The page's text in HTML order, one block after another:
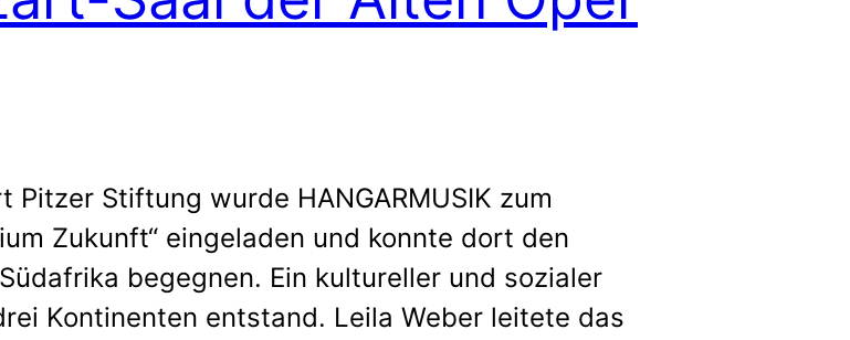
Stiftung wurde HANGARMUSIK zum
Zukunft“ eingeladen und konnte dort den
begegnen. Ein kultureller und sozialer
Kontinenten entstand. Leila Weber leitete das